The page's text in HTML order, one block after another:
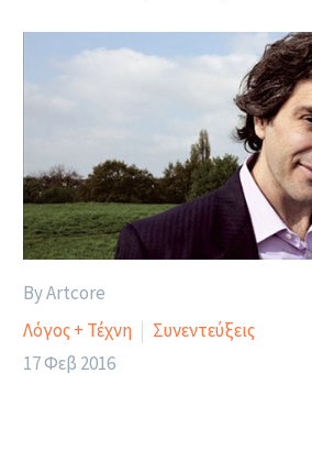
By Artcore
Λόγος + Τέχνη
Συνεντεύξεις
17 Φεβ 2016